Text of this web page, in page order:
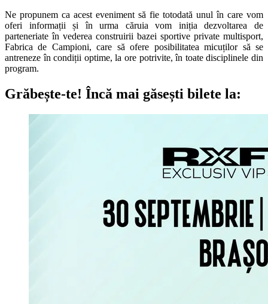
Ne propunem ca acest eveniment să fie totodată unul în care vom
oferi informații și în urma căruia vom iniția dezvoltarea de
parteneriate în vederea construirii bazei sportive private multisport,
Fabrica de Campioni, care să ofere posibilitatea micuților să se
antreneze în condiții optime, la ore potrivite, în toate disciplinele din
program.
Grăbește-te! Încă mai găsești bilete la: